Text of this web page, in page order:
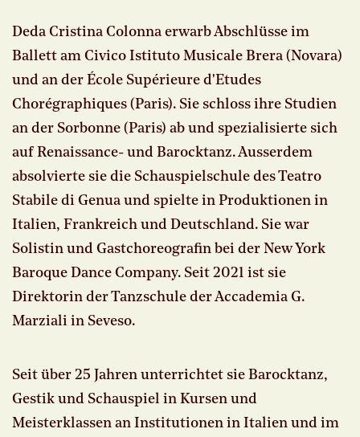
Deda Cristina Colonna erwarb Abschlüsse im
Ballett am Civico Istituto Musicale Brera (Novara)
und an der École Supérieure d'Etudes
Chorégraphiques (Paris). Sie schloss ihre Studien
an der Sorbonne (Paris) ab und spezialisierte sich
auf Renaissance- und Barocktanz. Ausserdem
absolvierte sie die Schauspielschule des Teatro
Stabile di Genua und spielte in Produktionen in
Italien, Frankreich und Deutschland. Sie war
Solistin und Gastchoreografin bei der New York
Baroque Dance Company. Seit 2021 ist sie
Direktorin der Tanzschule der Accademia G.
Marziali in Seveso.
Seit über 25 Jahren unterrichtet sie Barocktanz,
Gestik und Schauspiel in Kursen und
Meisterklassen an Institutionen in Italien und im